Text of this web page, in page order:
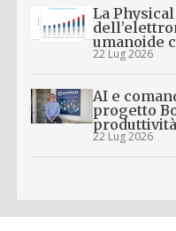
La
umanoide
22 Lug 2026
AI e
progetto
22 Lug 2026